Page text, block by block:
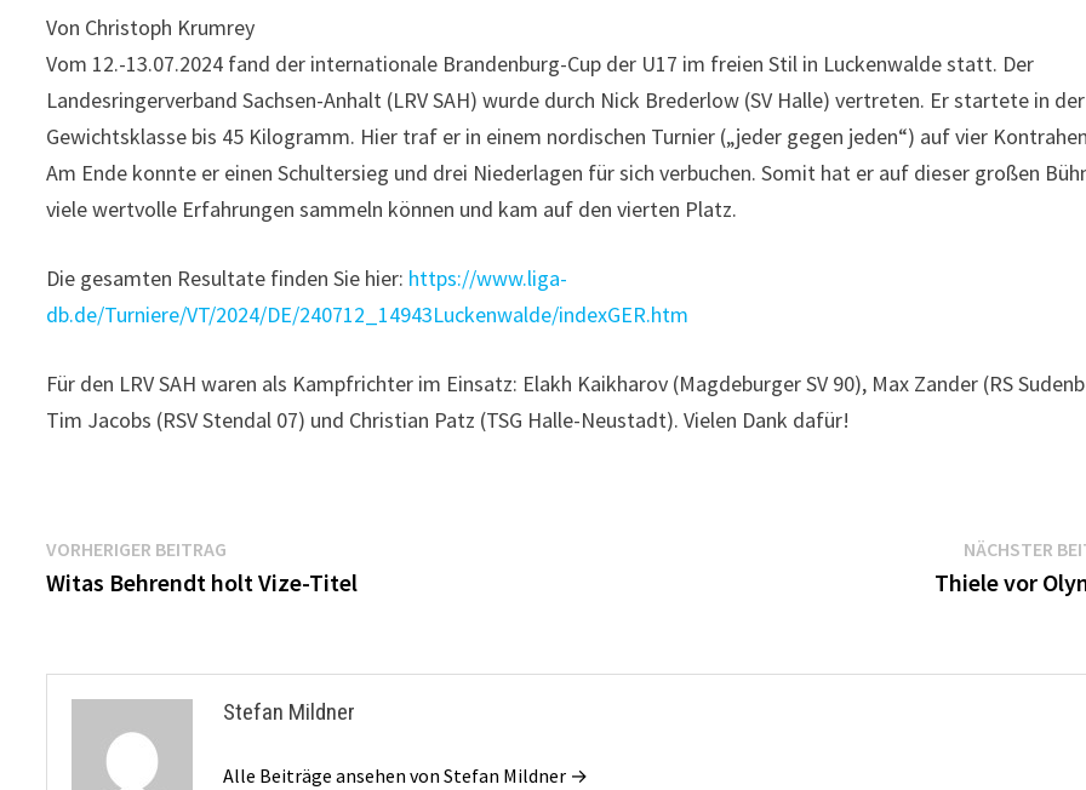
Von Christoph Krumrey
Vom 12.-13.07.2024 fand der internationale Brandenburg-Cup der U17 im freien Stil in Luckenwalde statt. Der
Landesringerverband Sachsen-Anhalt (LRV SAH) wurde durch Nick Brederlow (SV Halle) vertreten. Er startete in der
Gewichtsklasse bis 45 Kilogramm. Hier traf er in einem nordischen Turnier („jeder gegen jeden“) auf vier
Am Ende konnte er einen Schultersieg und drei Niederlagen für sich verbuchen. Somit hat er auf dieser großen
viele wertvolle Erfahrungen sammeln können und kam auf den vierten Platz.
Die gesamten Resultate finden Sie hier: https://www.liga-
db.de/Turniere/VT/2024/DE/240712_14943Luckenwalde/indexGER.htm
Für den LRV SAH waren als Kampfrichter im Einsatz: Elakh Kaikharov (Magdeburger SV 90), Max Zander (RS
Tim Jacobs (RSV Stendal 07) und Christian Patz (TSG Halle-Neustadt). Vielen Dank dafür!
Beitragsnavigation
VORHERIGER BEITRAG
Beitrag:
Witas Behrendt holt Vize-Titel
NÄCHSTER
Thiele vor
Stefan Mildner
Alle Beiträge ansehen von Stefan Mildner →